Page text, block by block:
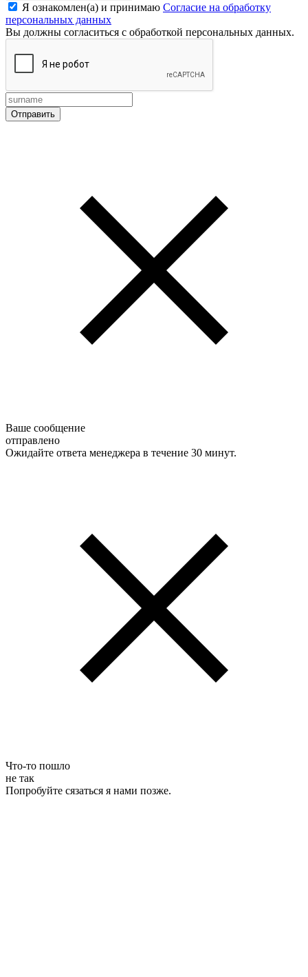
Я ознакомлен(а) и принимаю Согласие на обработку
персональных данных
Вы должны согласиться с обработкой персональных данных.
Ваше сообщение
отправлено
Ожидайте ответа менеджера в течение 30 минут.
Что-то пошло
не так
Попробуйте сязаться я нами позже.